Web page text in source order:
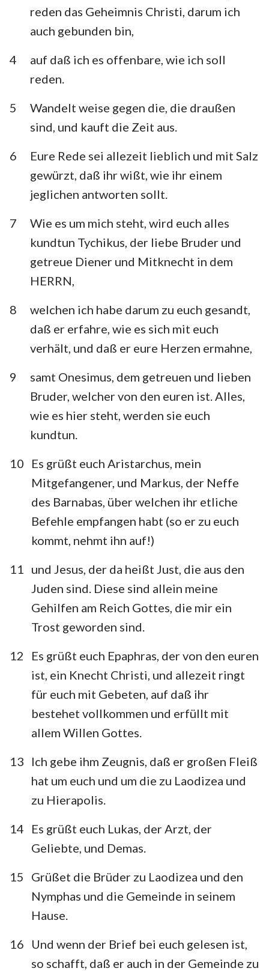
1 2 3 4
reden das Geheimnis Christi, darum ich
auch gebunden bin,
4
auf daß ich es offenbare, wie ich soll
reden.
5
Wandelt weise gegen die, die draußen
sind, und kauft die Zeit aus.
6
Eure Rede sei allezeit lieblich und mit Salz
gewürzt, daß ihr wißt, wie ihr einem
jeglichen antworten sollt.
7
Wie es um mich steht, wird euch alles
kundtun Tychikus, der liebe Bruder und
getreue Diener und Mitknecht in dem
HERRN,
8
welchen ich habe darum zu euch gesandt,
daß er erfahre, wie es sich mit euch
verhält, und daß er eure Herzen ermahne,
9
samt Onesimus, dem getreuen und lieben
Bruder, welcher von den euren ist. Alles,
wie es hier steht, werden sie euch
kundtun.
10
Es grüßt euch Aristarchus, mein
Mitgefangener, und Markus, der Neffe
des Barnabas, über welchen ihr etliche
Befehle empfangen habt (so er zu euch
kommt, nehmt ihn auf!)
11
und Jesus, der da heißt Just, die aus den
Juden sind. Diese sind allein meine
Gehilfen am Reich Gottes, die mir ein
Trost geworden sind.
12
Es grüßt euch Epaphras, der von den euren
ist, ein Knecht Christi, und allezeit ringt
für euch mit Gebeten, auf daß ihr
bestehet vollkommen und erfüllt mit
allem Willen Gottes.
13
Ich gebe ihm Zeugnis, daß er großen Fleiß
hat um euch und um die zu Laodizea und
zu Hierapolis.
14
Es grüßt euch Lukas, der Arzt, der
Geliebte, und Demas.
15
Grüßet die Brüder zu Laodizea und den
Nymphas und die Gemeinde in seinem
Hause.
16
Und wenn der Brief bei euch gelesen ist,
so schafft, daß er auch in der Gemeinde zu